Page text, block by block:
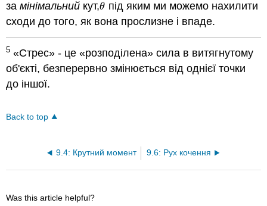
замінімальний кут,θ
θ під яким ми можемо нахилити
сходи до того, як вона прослизне і впаде.
5 «Стрес» - це «розподілена» сила в витягнутому
об'єкті, безперервно змінюється від однієї точки
до іншої.
Back to top
9.4: Крутний момент 9.6: Рух кочення
Was this article helpful?